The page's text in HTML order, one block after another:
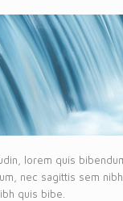
lorem quis
nec sagittis sem
quis bibe.